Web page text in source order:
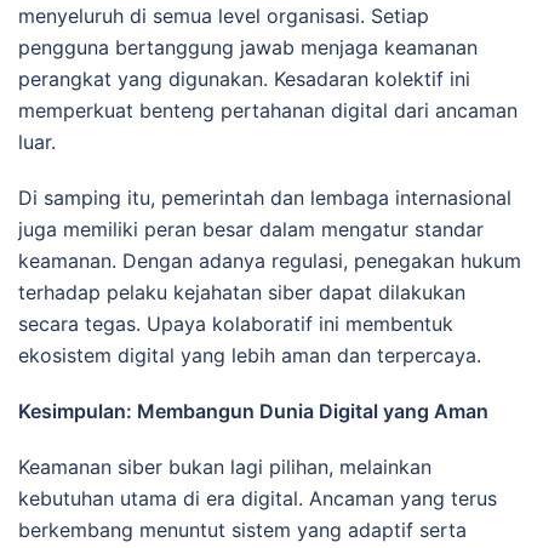
menyeluruh di semua level organisasi. Setiap
pengguna bertanggung jawab menjaga keamanan
perangkat yang digunakan. Kesadaran kolektif ini
memperkuat benteng pertahanan digital dari ancaman
luar.
Di samping itu, pemerintah dan lembaga internasional
juga memiliki peran besar dalam mengatur standar
keamanan. Dengan adanya regulasi, penegakan hukum
terhadap pelaku kejahatan siber dapat dilakukan
secara tegas. Upaya kolaboratif ini membentuk
ekosistem digital yang lebih aman dan terpercaya.
Kesimpulan: Membangun Dunia Digital yang Aman
Keamanan siber bukan lagi pilihan, melainkan
kebutuhan utama di era digital. Ancaman yang terus
berkembang menuntut sistem yang adaptif serta